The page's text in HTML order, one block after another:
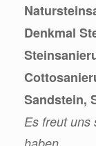
Denkmal
Sandstein,
Es freut uns